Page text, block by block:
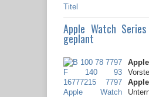
Apple Watch
geplant
Apple